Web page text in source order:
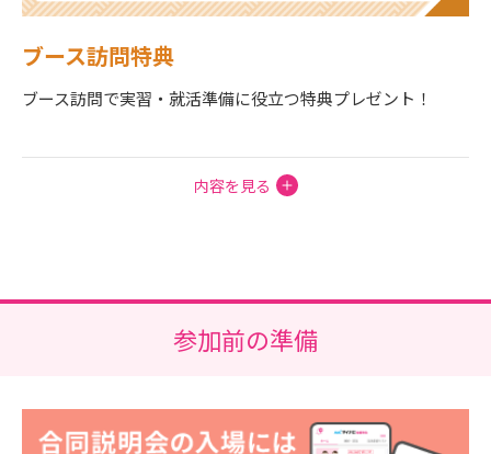
ブース訪問特典
ブース訪問で実習・就活準備に役立つ特典プレゼント！
内容を見る
参加前の準備